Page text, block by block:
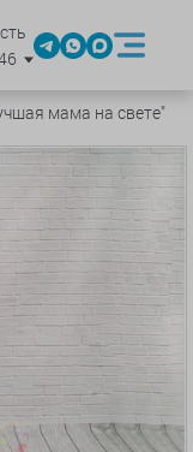
мама на свете"